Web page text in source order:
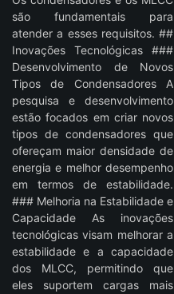
são fundamentais para
atender a esses requisitos. ##
Inovações Tecnológicas ###
Desenvolvimento de Novos
Tipos de Condensadores A
pesquisa e desenvolvimento
estão focados em criar novos
tipos de condensadores que
ofereçam maior densidade de
energia e melhor desempenho
em termos de estabilidade.
### Melhoria na Estabilidade e
Capacidade As inovações
tecnológicas visam melhorar a
estabilidade e a capacidade
dos MLCC, permitindo que
eles suportem cargas mais